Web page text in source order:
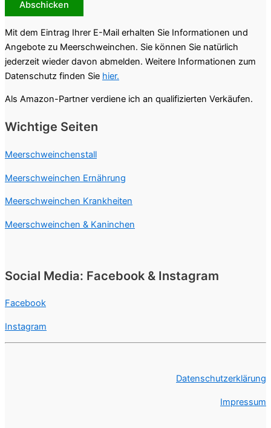
Schweinchenalarm
24340 Friedensthal
Die Notstation Schweinchenalarm befindet
Holstein.
in Schleswig-Holstein, die Meerschweinchen
MonisMeerschweinchen
Mit dem Eintrag Ihrer E-Mail erhalten Sie Informationen und
Angebote zu Meerschweinchen. Sie können Sie natürlich
jederzeit wieder davon abmelden. Weitere Informationen zum
Datenschutz finden Sie hier.
Als Amazon-Partner verdiene ich an qualifizierten Verkäufen.
Wichtige Seiten
Meerschweinchenstall
Meerschweinchen Ernährung
Meerschweinchen Krankheiten
Meerschweinchen & Kaninchen
Social Media: Facebook & Instagram
Facebook
Instagram
Datenschutzerklärung
Impressum